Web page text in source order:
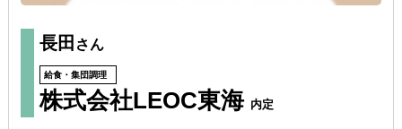
長田 さん
給食・集団調理
株式会社LEOC東海 内定